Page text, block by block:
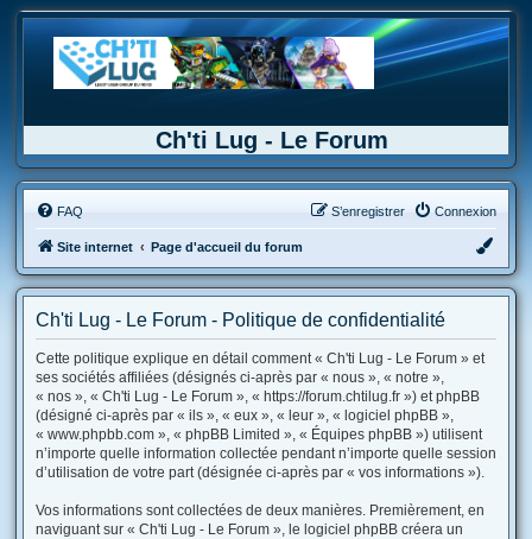
Ch'ti Lug - Le Forum
FAQ Connexion
S’enregistrer
Site internet Page d'accueil du forum
Ch'ti Lug - Le Forum - Politique de confidentialité
Cette politique explique en détail comment « Ch'ti Lug - Le Forum » et
ses sociétés affiliées (désignés ci-après par « nous », « notre »,
« nos », « Ch'ti Lug - Le Forum », « https://forum.chtilug.fr ») et phpBB
(désigné ci-après par « ils », « eux », « leur », « logiciel phpBB »,
« www.phpbb.com », « phpBB Limited », « Équipes phpBB ») utilisent
n’importe quelle information collectée pendant n’importe quelle session
d’utilisation de votre part (désignée ci-après par « vos informations »).
Vos informations sont collectées de deux manières. Premièrement, en
naviguant sur « Ch'ti Lug - Le Forum », le logiciel phpBB créera un